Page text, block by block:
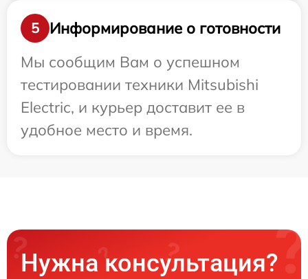
5
Информирование о готовности
Мы сообщим Вам о успешном
тестировании техники Mitsubishi
Electric, и курьер доставит ее в
удобное место и время.
Нужна консультация?